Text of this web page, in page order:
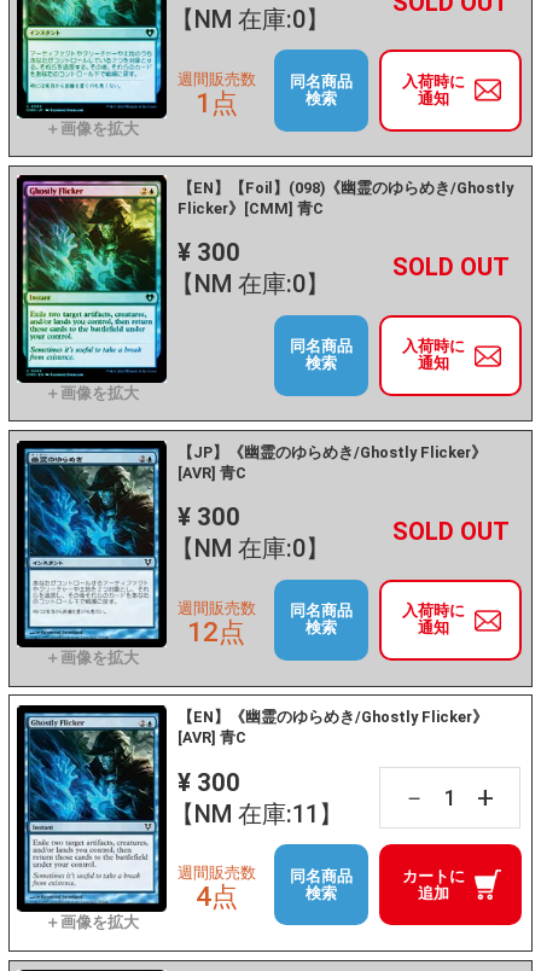
【NM 在庫:0】
入荷時に
通知
週間販売数
1点
同名商品
検索
【EN】【Foil】(098)《幽霊のゆらめき/Ghostly
Flicker》[CMM] 青C
¥ 300
【NM 在庫:0】
－ +
入荷時に
通知
同名商品
検索
【JP】《幽霊のゆらめき/Ghostly Flicker》
[AVR] 青C
¥ 300
【NM 在庫:0】
－ +
入荷時に
通知
週間販売数
12点
同名商品
検索
【EN】《幽霊のゆらめき/Ghostly Flicker》
[AVR] 青C
¥ 300
【NM 在庫:11】
－ +
カートに
追加
週間販売数
4点
同名商品
検索